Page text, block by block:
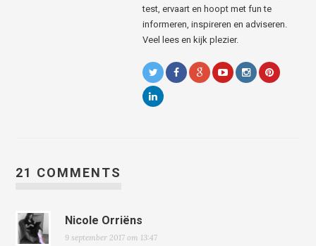
test, ervaart en hoopt met fun te
informeren, inspireren en adviseren.
Veel lees en kijk plezier.
21 COMMENTS
Nicole Orriëns
9 september 2017 om 13:47